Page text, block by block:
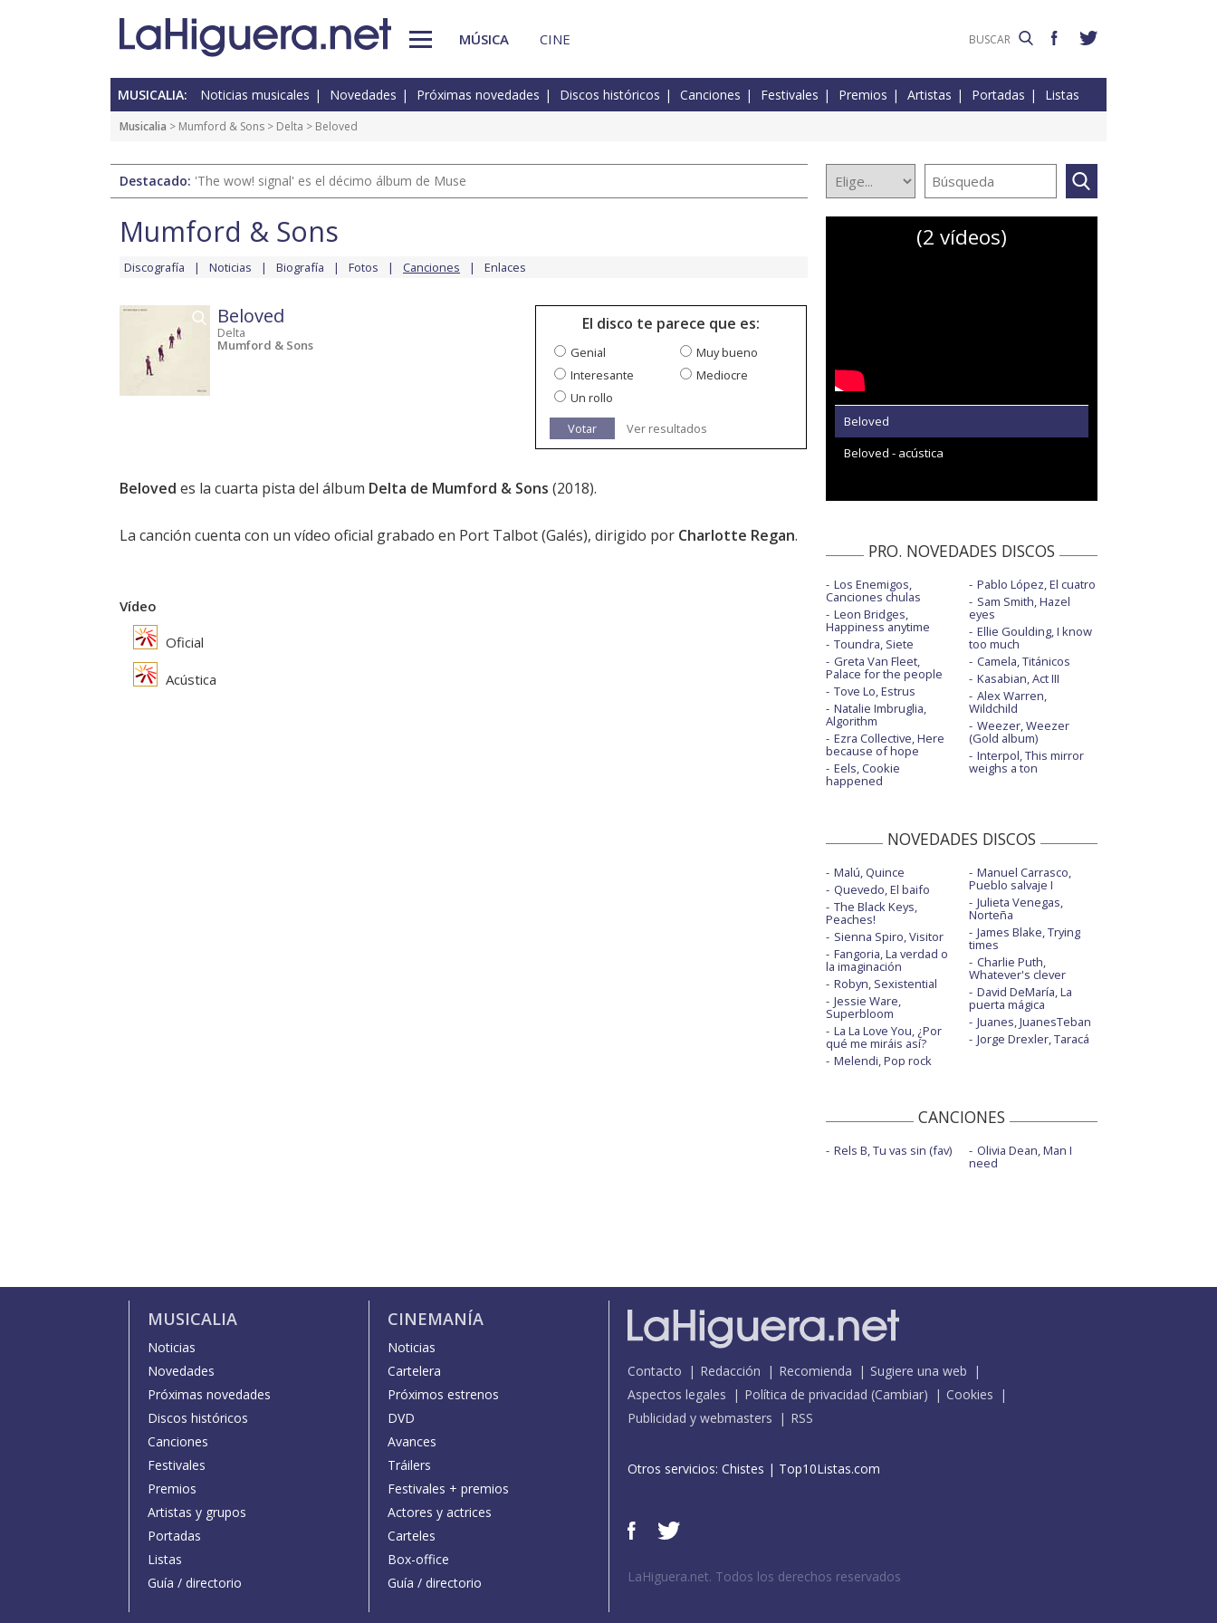
MÚSICA CINE
MUSICALIA: Noticias musicales Novedades Próximas novedades Discos históricos Canciones Festivales Premios Artistas Portadas Listas
Musicalia > Mumford & Sons > Delta > Beloved
Destacado: 'The wow! signal' es el décimo álbum de Muse
Mumford & Sons
Discografía Noticias Biografía Fotos Canciones Enlaces
Beloved
Delta
Mumford & Sons
El disco te parece que es:
Genial
Muy bueno
Interesante
Mediocre
Un rollo
Votar
Ver resultados
Beloved es la cuarta pista del álbum Delta de Mumford & Sons (2018).
La canción cuenta con un vídeo oficial grabado en Port Talbot (Galés), dirigido por Charlotte Regan.
Vídeo
Oficial
Acústica
(2 vídeos)
Beloved
Beloved - acústica
PRO. NOVEDADES DISCOS
Los Enemigos,
Canciones chulas
Leon Bridges,
Happiness anytime
Toundra, Siete
Greta Van Fleet,
Palace for the people
Tove Lo, Estrus
Natalie Imbruglia,
Algorithm
Ezra Collective, Here
because of hope
Eels, Cookie
happened
Pablo López, El cuatro
Sam Smith, Hazel
eyes
Ellie Goulding, I know
too much
Camela, Titánicos
Kasabian, Act III
Alex Warren,
Wildchild
Weezer, Weezer
(Gold album)
Interpol, This mirror
weighs a ton
NOVEDADES DISCOS
Malú, Quince
Quevedo, El baifo
The Black Keys,
Peaches!
Sienna Spiro, Visitor
Fangoria, La verdad o
la imaginación
Robyn, Sexistential
Jessie Ware,
Superbloom
La La Love You, ¿Por
qué me miráis así?
Melendi, Pop rock
Manuel Carrasco,
Pueblo salvaje I
Julieta Venegas,
Norteña
James Blake, Trying
times
Charlie Puth,
Whatever's clever
David DeMaría, La
puerta mágica
Juanes, JuanesTeban
Jorge Drexler, Taracá
CANCIONES
Rels B, Tu vas sin (fav) Olivia Dean, Man I
need
MUSICALIA
Noticias
Novedades
Próximas novedades
Discos históricos
Canciones
Festivales
Premios
Artistas y grupos
Portadas
Listas
Guía / directorio
CINEMANÍA
Noticias
Cartelera
Próximos estrenos
DVD
Avances
Tráilers
Festivales + premios
Actores y actrices
Carteles
Box-office
Guía / directorio
Contacto Redacción Recomienda
Sugiere una web
Aspectos legales
Política de privacidad (Cambiar)
Cookies
Publicidad y webmasters
RSS
Otros servicios: Chistes | Top10Listas.com
LaHiguera.net. Todos los derechos reservados